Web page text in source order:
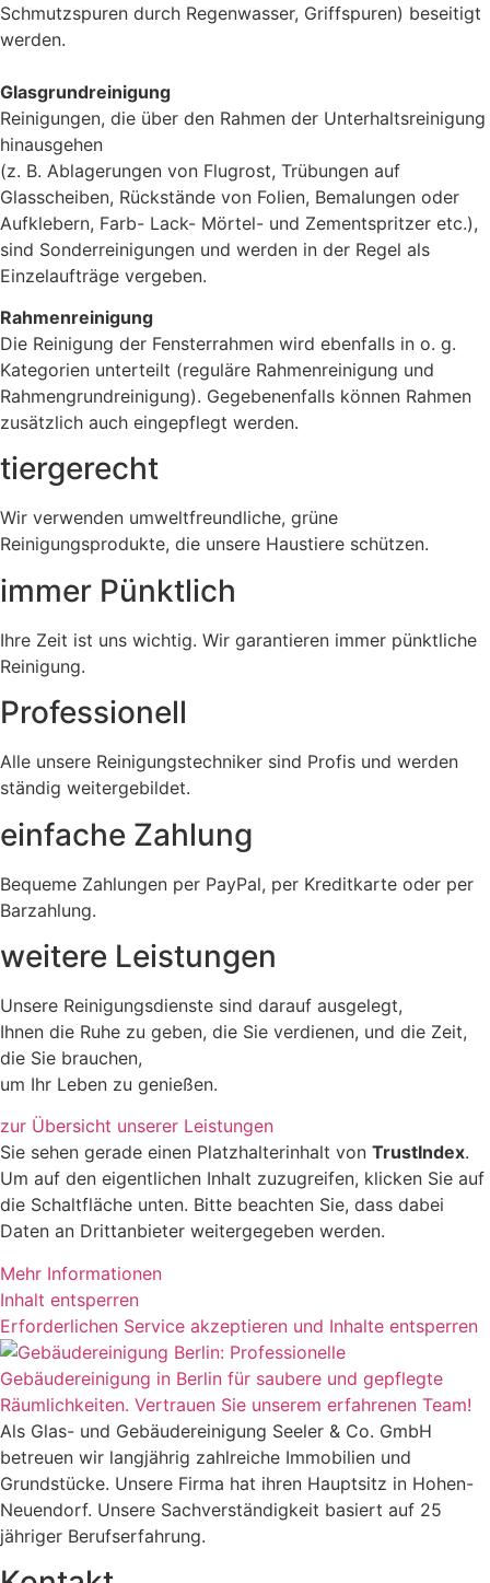
Schmutzspuren durch Regenwasser, Griffspuren) beseitigt
werden.
Glasgrundreinigung
Reinigungen, die über den Rahmen der Unterhaltsreinigung
hinausgehen
(z. B. Ablagerungen von Flugrost, Trübungen auf
Glasscheiben, Rückstände von Folien, Bemalungen oder
Aufklebern, Farb- Lack- Mörtel- und Zementspritzer etc.),
sind Sonderreinigungen und werden in der Regel als
Einzelaufträge vergeben.
Rahmenreinigung
Die Reinigung der Fensterrahmen wird ebenfalls in o. g.
Kategorien unterteilt (reguläre Rahmenreinigung und
Rahmengrundreinigung). Gegebenenfalls können Rahmen
zusätzlich auch eingepflegt werden.
tiergerecht
Wir verwenden umweltfreundliche, grüne
Reinigungsprodukte, die unsere Haustiere schützen.
immer Pünktlich
Ihre Zeit ist uns wichtig. Wir garantieren immer pünktliche
Reinigung.
Professionell
Alle unsere Reinigungstechniker sind Profis und werden
ständig weitergebildet.
einfache Zahlung
Bequeme Zahlungen per PayPal, per Kreditkarte oder per
Barzahlung.
weitere Leistungen
Unsere Reinigungsdienste sind darauf ausgelegt,
Ihnen die Ruhe zu geben, die Sie verdienen, und die Zeit,
die Sie brauchen,
um Ihr Leben zu genießen.
zur Übersicht unserer Leistungen
Sie sehen gerade einen Platzhalterinhalt von TrustIndex.
Um auf den eigentlichen Inhalt zuzugreifen, klicken Sie auf
die Schaltfläche unten. Bitte beachten Sie, dass dabei
Daten an Drittanbieter weitergegeben werden.
Mehr Informationen
Inhalt entsperren
Erforderlichen Service akzeptieren und Inhalte entsperren
Als Glas- und Gebäudereinigung Seeler & Co. GmbH
betreuen wir langjährig zahlreiche Immobilien und
Grundstücke. Unsere Firma hat ihren Hauptsitz in Hohen-
Neuendorf. Unsere Sachverständigkeit basiert auf 25
jähriger Berufserfahrung.